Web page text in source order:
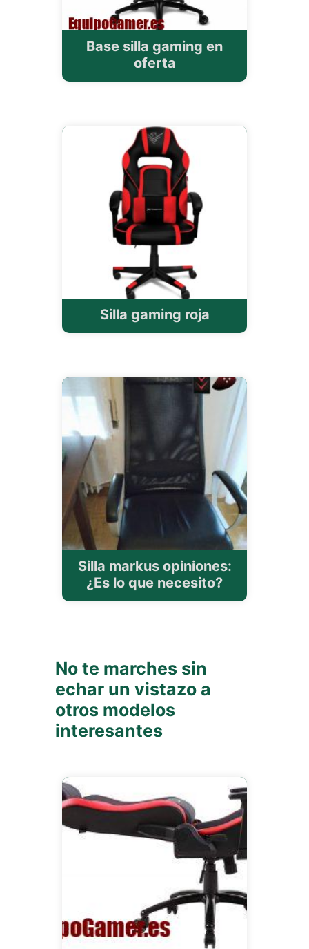
Base silla gaming en
oferta
Silla gaming roja
Silla markus opiniones:
¿Es lo que necesito?
No te marches sin
echar un vistazo a
otros modelos
interesantes